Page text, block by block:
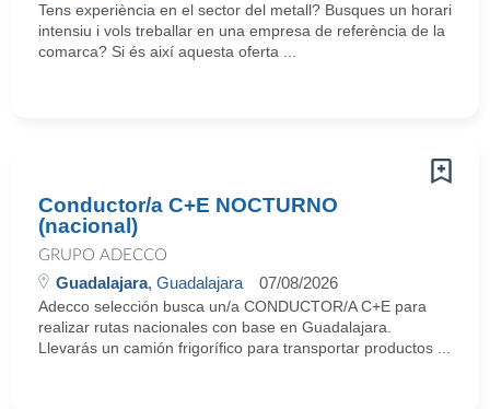
Tens experiència en el sector del metall? Busques un horari
intensiu i vols treballar en una empresa de referència de la
comarca? Si és així aquesta oferta ...
Conductor/a C+E NOCTURNO
(nacional)
GRUPO ADECCO
Guadalajara, Guadalajara 07/08/2026
Adecco selección busca un/a CONDUCTOR/A C+E para
realizar rutas nacionales con base en Guadalajara.
Llevarás un camión frigorífico para transportar productos ...